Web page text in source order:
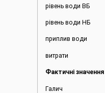
рівень води
рівень води
приплив
витрати
Фактичні
Галич –